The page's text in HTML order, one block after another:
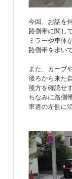
今回、お話を
路側帯に関し
ミラーや車体
路側帯を歩い
また、カーブ
後ろから来た
後方を確認せ
ちなみに路側
車道の左側に